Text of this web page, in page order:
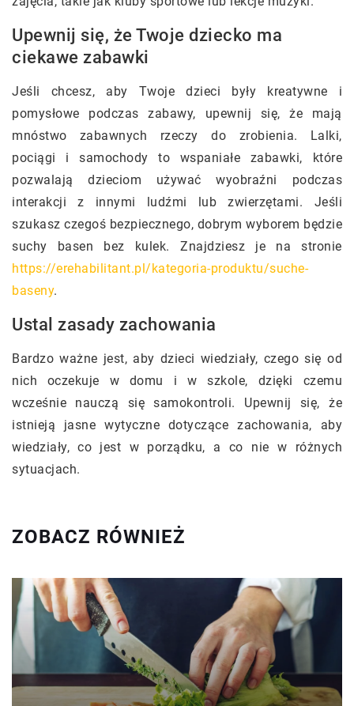
Upewnij się, że Twoje dziecko ma
ciekawe zabawki
Jeśli chcesz, aby Twoje dzieci były kreatywne i
pomysłowe podczas zabawy, upewnij się, że mają
mnóstwo zabawnych rzeczy do zrobienia. Lalki,
pociągi i samochody to wspaniałe zabawki, które
pozwalają dzieciom używać wyobraźni podczas
interakcji z innymi ludźmi lub zwierzętami. Jeśli
szukasz czegoś bezpiecznego, dobrym wyborem będzie
suchy basen bez kulek. Znajdziesz je na stronie
https://erehabilitant.pl/kategoria-produktu/suche-
baseny.
Ustal zasady zachowania
Bardzo ważne jest, aby dzieci wiedziały, czego się od
nich oczekuje w domu i w szkole, dzięki czemu
wcześnie nauczą się samokontroli. Upewnij się, że
istnieją jasne wytyczne dotyczące zachowania, aby
wiedziały, co jest w porządku, a co nie w różnych
sytuacjach.
ZOBACZ RÓWNIEŻ